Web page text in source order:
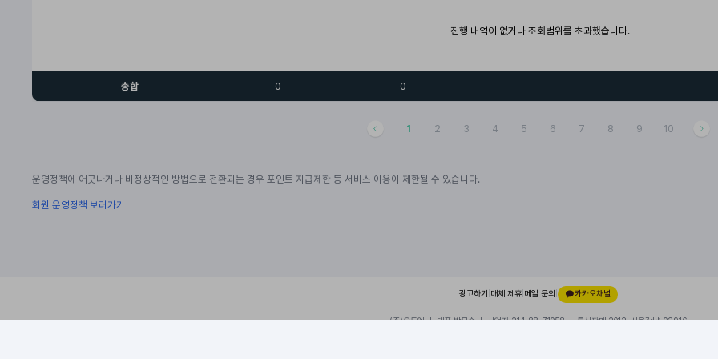
진행 내역이 없거나 조회범위를 초과했습니다.
총합 0 0 -
1 2 3 4 5 6 7 8 9 10
운영정책에 어긋나거나 비정상적인 방법으로 전환되는 경우 포인트 지급제한 등 서비스 이용이 제한될 수 있습니다.
회원 운영정책 보러가기
광고하기 매체 제휴 메일 문의 | 카카오채널
(주)오드엠 ㅣ 대표 박무순 ㅣ 사업자 214-88-71058 ㅣ 통신판매 2012-서울강남-02916